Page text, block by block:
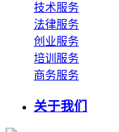
技术服务
法律服务
创业服务
培训服务
商务服务
关于我们